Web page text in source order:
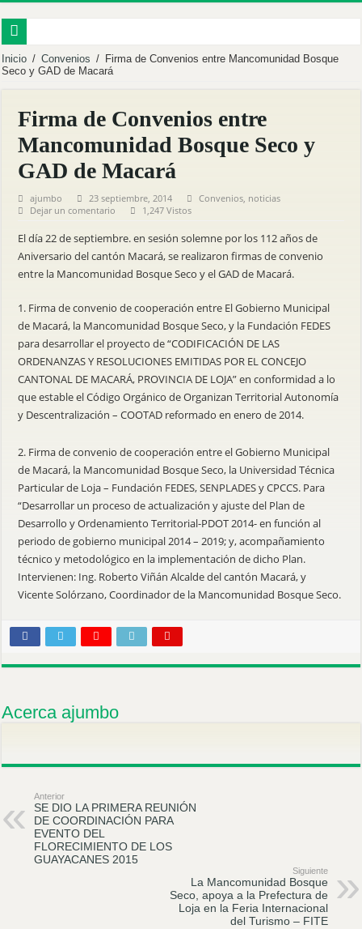
EMPRENDEDORES FORTALECEN SUS CAPACIDADES EN
PALTAS FUE SEDE DEL FORO DE GOBERNANZA HÍDRICA Y GESTIÓN
MÁS DE 60 PRODUCTORES FORTALECEN SU PRODUCCIÓN CON
MBS INVITA A LA DELIVERACIÓN PÚBLICA PARA EL PROCESO DE
Reforestamos para cuidar la vida.
Fortalecemos al territorio desde la sostenibilidad.
Mancomunidad Bosque Seco y Universidad Nacional de Loja fortalecen el
Inicio / Convenios / Firma de Convenios entre Mancomunidad Bosque
Seco y GAD de Macará
Firma de Convenios entre
Mancomunidad Bosque Seco y
GAD de Macará
ajumbo 23 septiembre, 2014 Convenios, noticias
Dejar un comentario
1,247 Vistos
El día 22 de septiembre. en sesión solemne por los 112 años de
Aniversario del cantón Macará, se realizaron firmas de convenio
entre la Mancomunidad Bosque Seco y el GAD de Macará.
1. Firma de convenio de cooperación entre El Gobierno Municipal
de Macará, la Mancomunidad Bosque Seco, y la Fundación FEDES
para desarrollar el proyecto de “CODIFICACIÓN DE LAS
ORDENANZAS Y RESOLUCIONES EMITIDAS POR EL CONCEJO
CANTONAL DE MACARÁ, PROVINCIA DE LOJA” en conformidad a lo
que estable el Código Orgánico de Organizan Territorial Autonomía
y Descentralización – COOTAD reformado en enero de 2014.
2. Firma de convenio de cooperación entre el Gobierno Municipal
de Macará, la Mancomunidad Bosque Seco, la Universidad Técnica
Particular de Loja – Fundación FEDES, SENPLADES y CPCCS. Para
“Desarrollar un proceso de actualización y ajuste del Plan de
Desarrollo y Ordenamiento Territorial-PDOT 2014- en función al
periodo de gobierno municipal 2014 – 2019; y, acompañamiento
técnico y metodológico en la implementación de dicho Plan.
Intervienen: Ing. Roberto Viñán Alcalde del cantón Macará, y
Vicente Solórzano, Coordinador de la Mancomunidad Bosque Seco.
Acerca ajumbo
Anterior
SE DIO LA PRIMERA REUNIÓN
DE COORDINACIÓN PARA
EVENTO DEL
FLORECIMIENTO DE LOS
GUAYACANES 2015
Siguiente
La Mancomunidad Bosque
Seco, apoya a la Prefectura de
Loja en la Feria Internacional
del Turismo – FITE